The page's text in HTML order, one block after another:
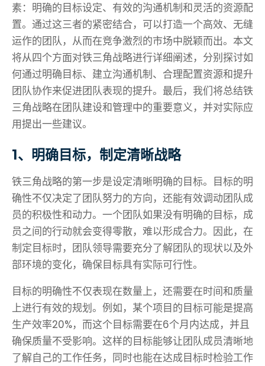
素：明确的目标设定、有效的沟通机制和灵活的资源配
置。通过这三者的紧密结合，可以打造一个高效、无缝
运作的团队，从而在竞争激烈的市场中脱颖而出。本文
将从四个方面对铁三角战略进行详细阐述，分别探讨如
何通过明确目标、建立沟通机制、合理配置资源和提升
团队协作来促进团队表现的提升。最后，我们将总结铁
三角战略在团队建设和管理中的重要意义，并对实际应
用提出一些建议。
1、明确目标，制定清晰战略
铁三角战略的第一步是设定清晰明确的目标。目标的明
确性不仅决定了团队努力的方向，还能有效调动团队成
员的积极性和动力。一个团队如果没有明确的目标，成
员之间的行动就会变得零散，难以形成合力。因此，在
制定目标时，团队领导需要充分了解团队的现状以及外
部环境的变化，确保目标具有实际可行性。
目标的明确性不仅表现在数量上，还需要在时间和质量
上进行有效的规划。例如，某个项目的目标可能是提高
生产效率20%，而这个目标需要在6个月内达成，并且
确保质量不受影响。这样的目标能够让团队成员清晰地
了解自己的工作任务，同时也能在达成目标时检验工作